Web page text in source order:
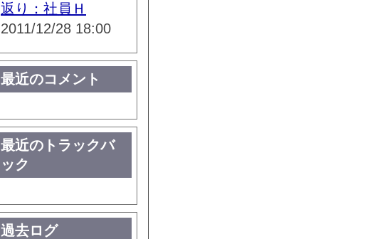
返り：社員Ｈ
2011/12/28 18:00
最近のコメント
最近のトラックバ
ック
過去ログ